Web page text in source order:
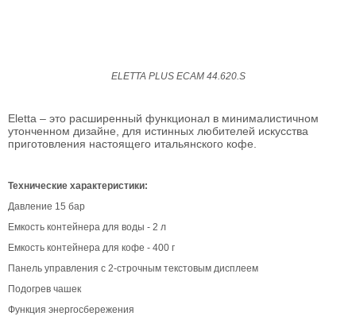
ELETTA PLUS ECAM 44.620.S
Eletta – это расширенный функционал в минималистичном
утонченном дизайне, для истинных любителей искусства
приготовления настоящего итальянского кофе.
Технические характеристики:
Давление 15 бар
Емкость контейнера для воды - 2 л
Емкость контейнера для кофе - 400 г
Панель управления с 2-строчным текстовым дисплеем
Подогрев чашек
Функция энергосбережения